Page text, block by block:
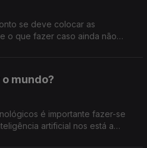
se deve colocar as
o que fazer caso ainda não
mundo?
é importante fazer-se
artificial nos está a